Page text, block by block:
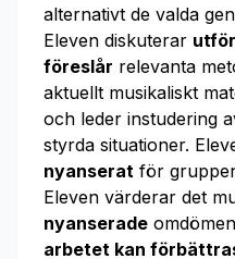
alternativt de valda
Eleven diskuterar
föreslår relevanta
aktuellt musikaliskt
och leder instudering
styrda situationer.
nyanserat för
Eleven värderar det
nyanserade
arbetet kan